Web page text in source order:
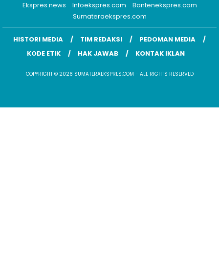
Ekspres.news
Infoekspres.com
Bantenekspres.com
Sumateraekspres.com
HISTORI MEDIA TIM REDAKSI
PEDOMAN MEDIA
KODE ETIK
HAK JAWAB KONTAK IKLAN
COPYRIGHT © 2026 SUMATERAEKSPRES.COM - ALL RIGHTS RESERVED